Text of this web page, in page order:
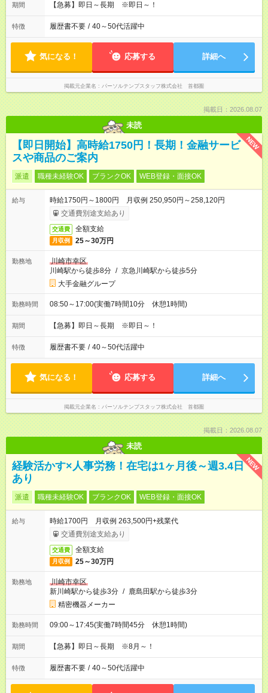
期間 【急募】即日～長期 ※即日～！
特徴 履歴書不要 / 40～50代活躍中
気になる！ 応募する 詳細へ
掲載元企業名 パーソルテンプスタッフ株式会社 首都圏
掲載日：2026.08.07
未読
NEW
【即日開始】高時給1750円！長期！金融サービ
スや商品のご案内
派遣 職種未経験OK ブランクOK WEB登録・面接OK
給与
時給1750円～1800円 月収例 250,950円～258,120円
交通費別途支給あり
交通費 全額支給
月収例 25～30万円
勤務地
川崎市幸区
川崎駅から徒歩8分 / 京急川崎駅から徒歩5分
大手金融グループ
勤務時間 08:50～17:00(実働7時間10分 休憩1時間)
期間 【急募】即日～長期 ※即日～！
特徴 履歴書不要 / 40～50代活躍中
気になる！ 応募する 詳細へ
掲載元企業名 パーソルテンプスタッフ株式会社 首都圏
掲載日：2026.08.07
未読
NEW
経験活かす×人事労務！在宅は1ヶ月後～週3.4日
あり
派遣 職種未経験OK ブランクOK WEB登録・面接OK
給与
時給1700円 月収例 263,500円+残業代
交通費別途支給あり
交通費 全額支給
月収例 25～30万円
勤務地
川崎市幸区
新川崎駅から徒歩3分 / 鹿島田駅から徒歩3分
精密機器メーカー
勤務時間 09:00～17:45(実働7時間45分 休憩1時間)
期間 【急募】即日～長期 ※8月～！
特徴 履歴書不要 / 40～50代活躍中